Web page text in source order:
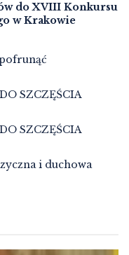
do XVIII Konkursu
w Krakowie
SZCZĘŚCIA
SZCZĘŚCIA
i duchowa